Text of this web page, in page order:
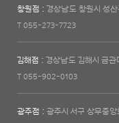
창원점 : 경상남도 창원시 성
T 055-273-7723
김해점 : 경상남도 김해시 금관
T 055-902-0103
광주점 : 광주시 서구 상무중앙